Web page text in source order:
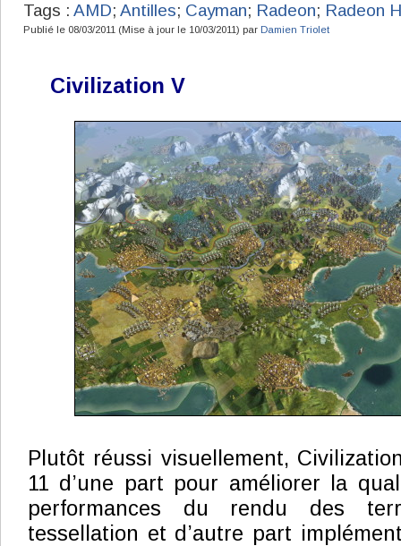
Tags : AMD; Antilles; Cayman; Radeon; Radeon
Publié le 08/03/2011 (Mise à jour le 10/03/2011) par Damien Triolet
Civilization V
Plutôt réussi visuellement,
11 d’une part pour améliorer la
performances du rendu des
tessellation et d’autre part